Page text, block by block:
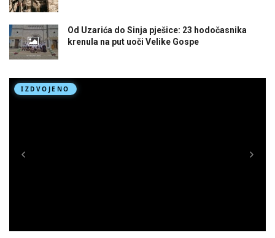
Od Uzarića do Sinja pješice: 23 hodočasnika
krenula na put uoči Velike Gospe